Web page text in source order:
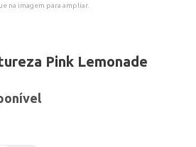
na imagem para ampliar.
Pink Lemonade